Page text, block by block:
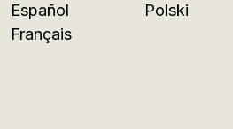
Español
Français
Polski